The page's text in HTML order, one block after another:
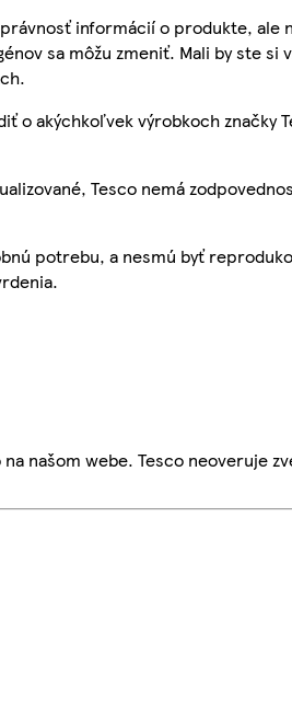
informácií o produkte,
sa môžu zmeniť. Mali by ste
o akýchkoľvek výrobkoch značky
Tesco nemá
potrebu, a nesmú byť
našom webe. Tesco neoveruje